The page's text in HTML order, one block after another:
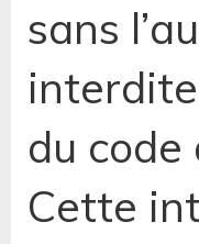
sans
du
Cette